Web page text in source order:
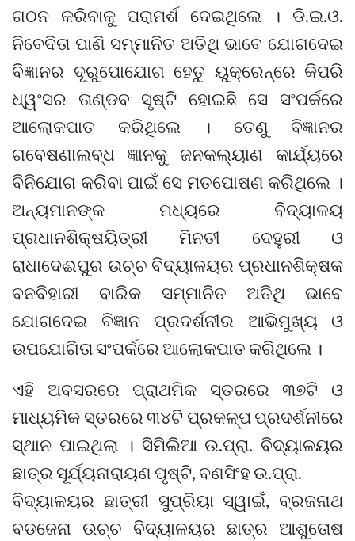
ଗଠନ କରିବାକୁ ପରାମର୍ଶ ଦେଇଥିଲେ । ଡି.ଇ.ଓ.
ନିବେଦିତା ପାଣି ସମ୍ମାନିତ ଅତିଥି ଭାବେ ଯୋଗଦେଇ
ବିଜ୍ଞାନର ଦୂରୁପୋଯୋଗ ହେତୁ ୟୁକ୍ରେନ୍‌ରେ କିପରି
ଧ୍ୱଂସର ତାଣ୍ଡବ ସୃଷ୍ଟି ହୋଇଛି ସେ ସଂପର୍କରେ
ଆଲୋକପାତ କରିଥିଲେ । ତେଣୁ ବିଜ୍ଞାନର
ଗବେଷଣାଲବ୍ଧ ଜ୍ଞାନକୁ ଜନକଲ୍ୟାଣ କାର୍ଯ୍ୟରେ
ବିନିଯୋଗ କରିବା ପାଇଁ ସେ ମତପୋଷଣ କରିଥିଲେ ।
ଅନ୍ୟମାନଙ୍କ ମଧ୍ୟରେ ବିଦ୍ୟାଳୟ
ପ୍ରଧାନଶିକ୍ଷୟିତ୍ରୀ ମିନତୀ ଦେହୁରୀ ଓ
ରାଧାଦେଈପୁର ଉଚ୍ଚ ବିଦ୍ୟାଳୟର ପ୍ରଧାନଶିକ୍ଷକ
ବନବିହାରୀ ବାରିକ ସମ୍ମାନିତ ଅତିଥି ଭାବେ
ଯୋଗଦେଇ ବିଜ୍ଞାନ ପ୍ରଦର୍ଶନୀର ଆଭିମୁଖ୍ୟ ଓ
ଉପଯୋଗିତା ସଂପର୍କରେ ଆଲୋକପାତ କରିଥିଲେ ।
ଏହି ଅବସରରେ ପ୍ରାଥମିକ ସ୍ତରରେ ୩୭ଟି ଓ
ମାଧ୍ୟମିକ ସ୍ତରରେ ୩୪ଟି ପ୍ରକଳ୍ପ ପ୍ରଦର୍ଶନୀରେ
ସ୍ଥାନ ପାଇଥିଲା । ସିମିଲିଆ ଉ.ପ୍ରା. ବିଦ୍ୟାଳୟର
ଛାତ୍ର ସୂର୍ଯ୍ୟନାରାୟଣ ପୃଷ୍ଟି, ବଣସିଂହ ଉ.ପ୍ରା.
ବିଦ୍ୟାଳୟର ଛାତ୍ରୀ ସୁପ୍ରିୟା ସ୍ୱାଇଁ, ବ୍ରଜନାଥ
ବଡଜେନା ଉଚ୍ଚ ବିଦ୍ୟାଳୟର ଛାତ୍ର ଆଶୁତୋଷ